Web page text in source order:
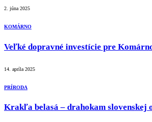
2. júna 2025
KOMÁRNO
Veľké dopravné investície pre
14. apríla 2025
PRÍRODA
Krakľa belasá – drahokam slovenskej